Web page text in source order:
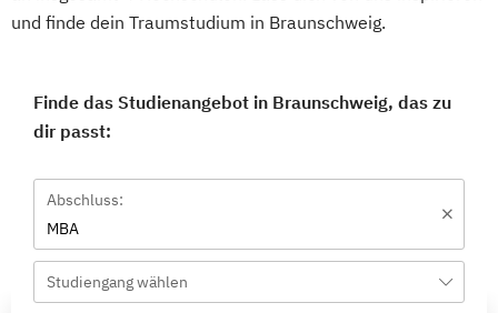
und finde dein Traumstudium in Braunschweig.
Finde das Studienangebot in Braunschweig, das zu
dir passt:
Abschluss:
MBA
Studiengang wählen